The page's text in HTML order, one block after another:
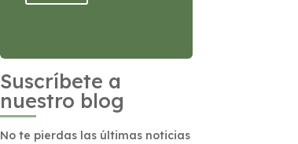
Suscríbete a
nuestro blog
No te pierdas las últimas noticias